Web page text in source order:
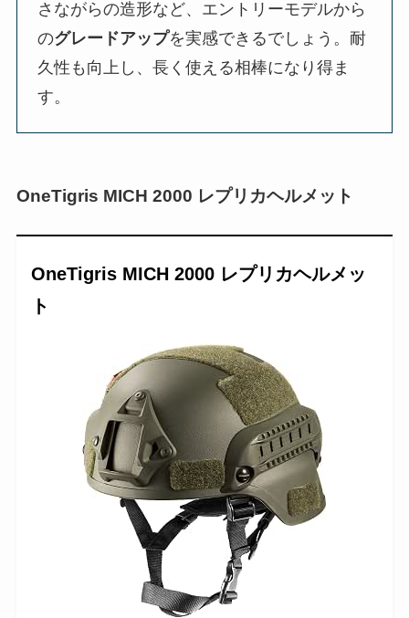
さながらの造形など、エントリーモデルから
のグレードアップを実感できるでしょう。耐
久性も向上し、長く使える相棒になり得ま
す。
OneTigris MICH 2000 レプリカヘルメット
OneTigris MICH 2000 レプリカヘルメッ
ト